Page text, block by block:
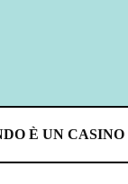
È UN CASINO